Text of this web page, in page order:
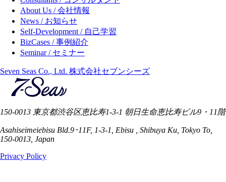
About Us / 会社情報
News / お知らせ
Self-Development / 自己学習
BizCases / 事例紹介
Seminar / セミナー
Seven Seas Co., Ltd. 株式会社セブンシーズ
150-0013 東京都渋谷区恵比寿1-3-1 朝日生命恵比寿ビル9・11階
Asahiseimeiebisu Bld.9･11F, 1-3-1, Ebisu , Shibuya Ku, Tokyo To,
150-0013, Japan
Privacy Policy